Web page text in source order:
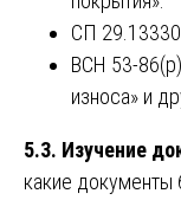
СП
ВСН 53-
износа» и
5.3. Изучение
какие документы